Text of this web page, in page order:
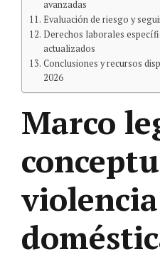
avanzadas
Evaluación de riesgo y
Derechos laborales
actualizados
Conclusiones y recursos
2026
Marco
violencia